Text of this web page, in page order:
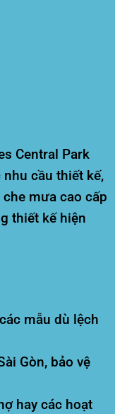
Central Park
cầu thiết kế,
mưa cao cấp
thiết kế hiện
mẫu dù lệch
Gòn, bảo vệ
hay các hoạt